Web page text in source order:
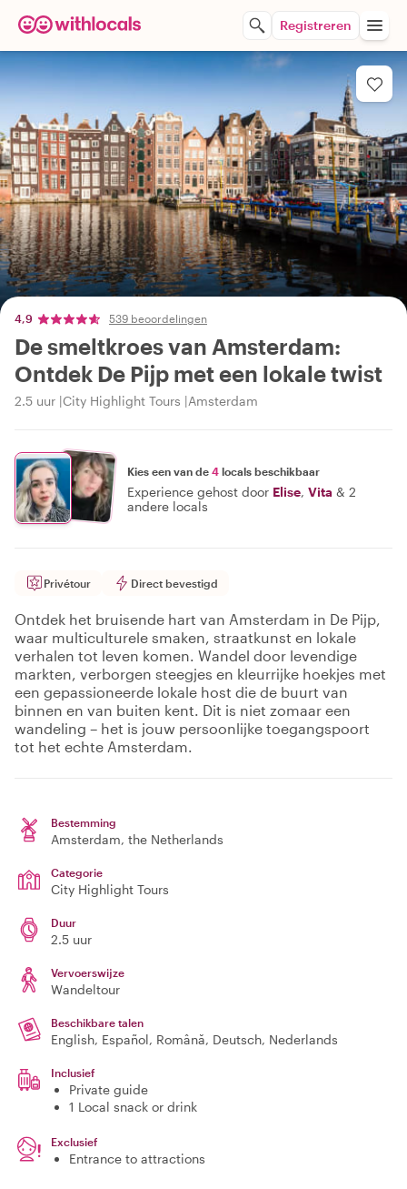
Registreren
4,9 539 beoordelingen
De smeltkroes van Amsterdam:
Ontdek De Pijp met een lokale twist
2.5 uur City Highlight Tours Amsterdam
Kies een van de 4 locals beschikbaar
Experience gehost door Elise, Vita & 2
andere locals
Privétour Direct bevestigd
Ontdek het bruisende hart van Amsterdam in De Pijp,
waar multiculturele smaken, straatkunst en lokale
verhalen tot leven komen. Wandel door levendige
markten, verborgen steegjes en kleurrijke hoekjes met
een gepassioneerde lokale host die de buurt van
binnen en van buiten kent. Dit is niet zomaar een
wandeling – het is jouw persoonlijke toegangspoort
tot het echte Amsterdam.
Bestemming
Amsterdam, the Netherlands
Categorie
City Highlight Tours
Duur
2.5 uur
Vervoerswijze
Wandeltour
Beschikbare talen
English, Español, Română, Deutsch, Nederlands
Inclusief
Private guide
1 Local snack or drink
Exclusief
Entrance to attractions